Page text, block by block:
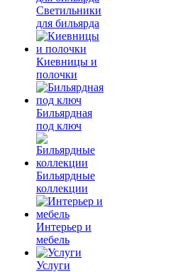
Светильники
для бильярда
Киевницы и
полочки
Бильярдная
под ключ
Бильярдные
коллекции
Интерьер и
мебель
Услуги